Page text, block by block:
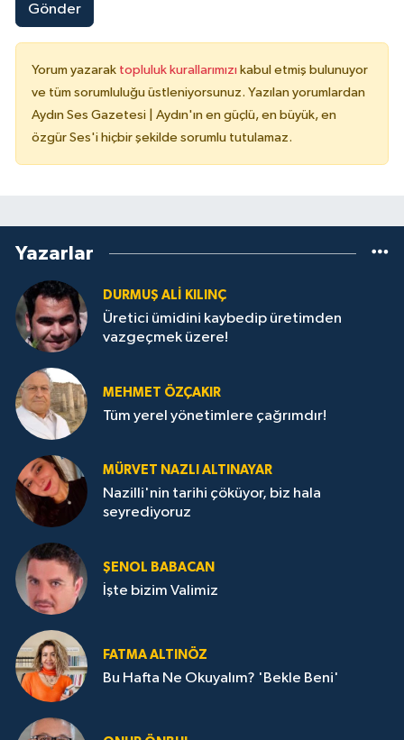
Gönder
Yorum yazarak topluluk kurallarımızı kabul etmiş bulunuyor
ve tüm sorumluluğu üstleniyorsunuz. Yazılan yorumlardan
Aydın Ses Gazetesi | Aydın'ın en güçlü, en büyük, en
özgür Ses'i hiçbir şekilde sorumlu tutulamaz.
Yazarlar
DURMUŞ ALI KILINÇ
Üretici ümidini kaybedip üretimden
vazgeçmek üzere!
MEHMET ÖZÇAKIR
Tüm yerel yönetimlere çağrımdır!
MÜRVET NAZLI ALTINAYAR
Nazilli'nin tarihi çöküyor, biz hala
seyrediyoruz
ŞENOL BABACAN
İşte bizim Valimiz
FATMA ALTINÖZ
Bu Hafta Ne Okuyalım? 'Bekle Beni'